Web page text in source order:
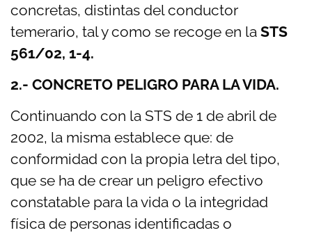
concretas, distintas del conductor
temerario, tal y como se recoge en la STS
561/02, 1-4.
2.- CONCRETO PELIGRO PARA LA VIDA.
Continuando con la STS de 1 de abril de
2002, la misma establece que: de
conformidad con la propia letra del tipo,
que se ha de crear un peligro efectivo
constatable para la vida o la integridad
física de personas identificadas o